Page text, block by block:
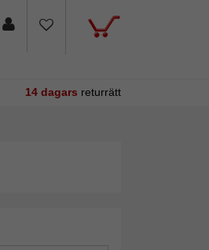
14 dagars returrätt